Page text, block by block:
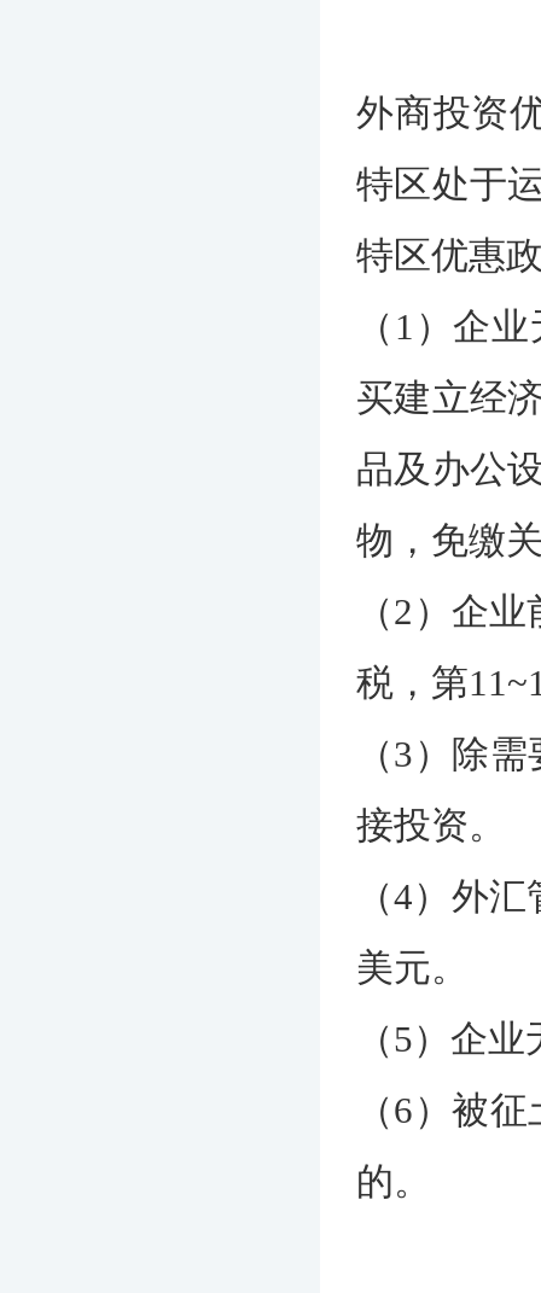
外商投资
特区处于
特区优惠
（1）企
买建立经
品及办公
物，免缴
（2）企
税，第
（3）除
接投资。
（4）外
美元。
（5）企
（6）被
的。